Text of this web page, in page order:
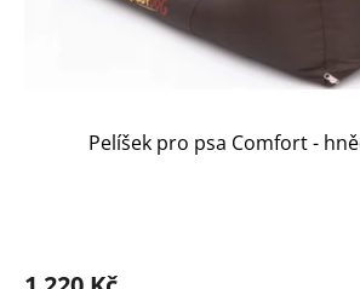
Pelíšek pro psa Comfort -